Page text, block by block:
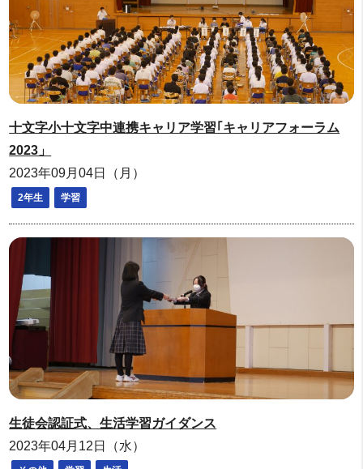
十文字小十文字中連携キャリア学習｢キャリアフォーラム
2023」
2023年09月04日（月）
2年生 学習
生徒会認証式、生活学習ガイダンス
2023年04月12日（水）